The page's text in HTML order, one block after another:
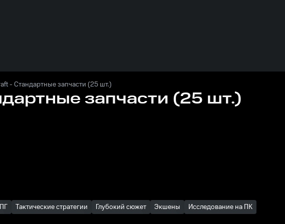
- Стандартные запчасти (25 шт.)
запчасти (25 шт.)
Тактические стратегии Глубокий сюжет Экшены Исследование на ПК